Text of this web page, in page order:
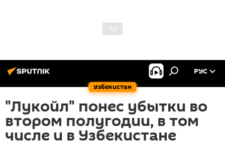
Узбекистан
РУС
"Лукойл" понес убытки во
втором полугодии, в том
числе и в Узбекистане